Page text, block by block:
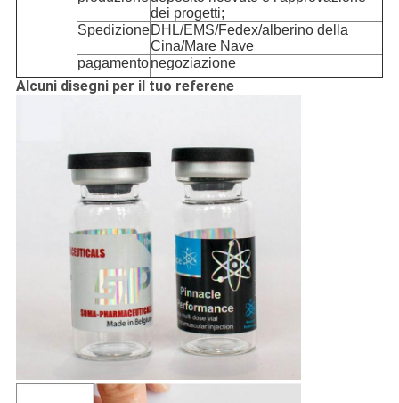
dei progetti;
SpedizioneDHL/EMS/Fedex/alberino della
Cina/Mare Nave
pagamentonegoziazione
Alcuni disegni per il tuo referene